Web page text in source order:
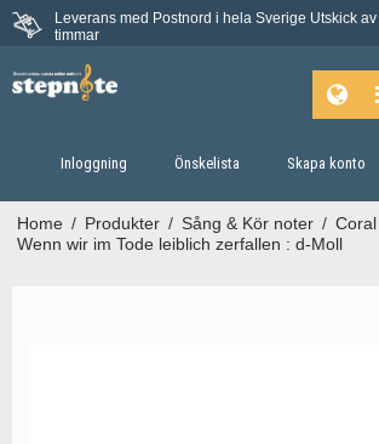
Leverans med Postnord i hela Sverige Utskick
timmar
Inloggning Önskelista Skapa konto
Home / Produkter / Sång & Kör noter / Coral
Wenn wir im Tode leiblich zerfallen : d-Moll